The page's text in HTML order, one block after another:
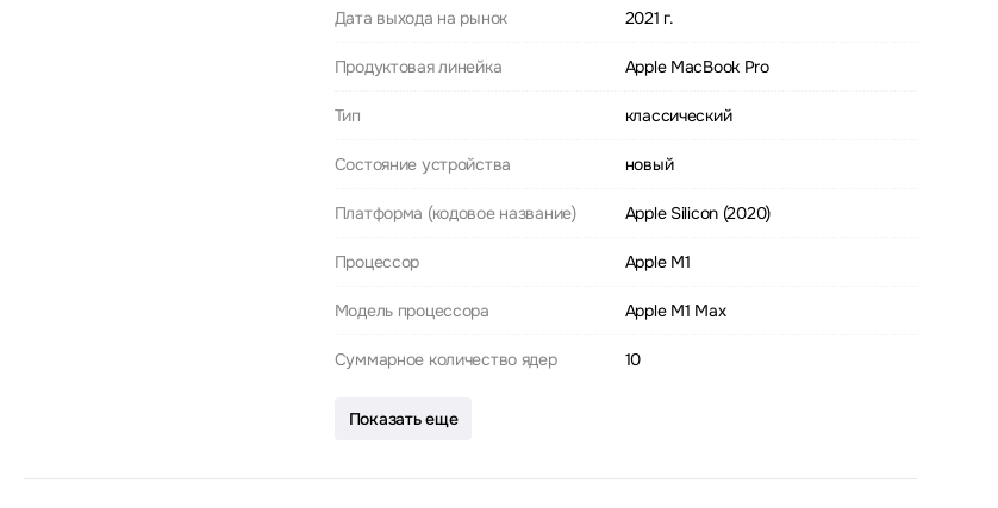
Дата выхода на рынок 2021 г.
Продуктовая линейка Apple MacBook Pro
Тип классический
Состояние устройства новый
Платформа (кодовое название) Apple Silicon (2020)
Процессор Apple M1
Модель процессора Apple M1 Max
Суммарное количество ядер 10
Показать еще